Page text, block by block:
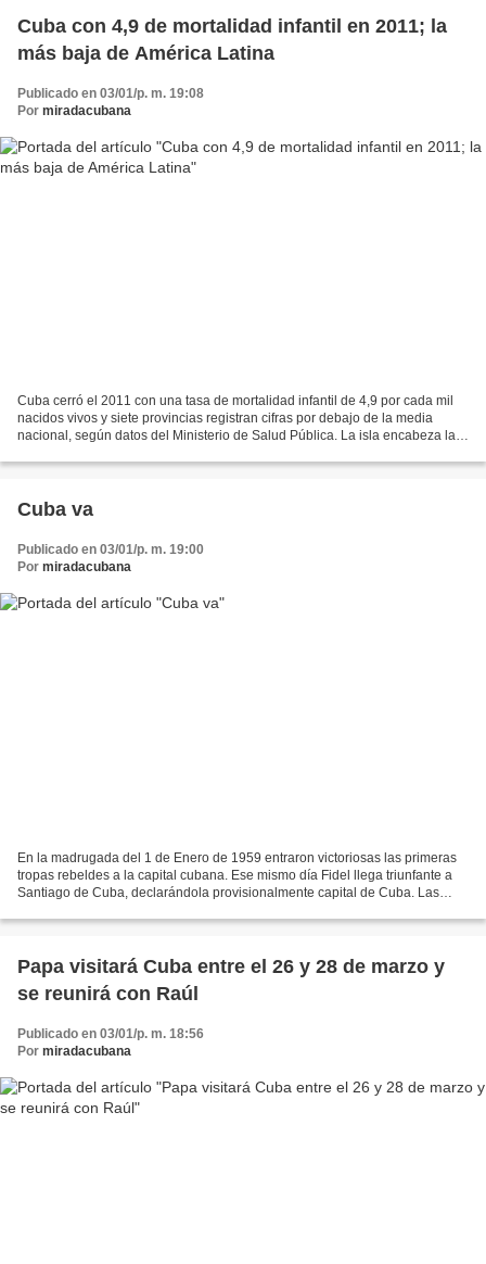
Cuba con 4,9 de mortalidad infantil en 2011; la
más baja de América Latina
Publicado en 03/01/p. m. 19:08
Por miradacubana
Cuba cerró el 2011 con una tasa de mortalidad infantil de 4,9 por cada mil
nacidos vivos y siete provincias registran cifras por debajo de la media
nacional, según datos del Ministerio de Salud Pública. La isla encabeza la
Cuba va
Publicado en 03/01/p. m. 19:00
Por miradacubana
En la madrugada del 1 de Enero de 1959 entraron victoriosas las primeras
tropas rebeldes a la capital cubana. Ese mismo día Fidel llega triunfante a
Santiago de Cuba, declarándola provisionalmente capital de Cuba. Las
Papa visitará Cuba entre el 26 y 28 de marzo y
se reunirá con Raúl
Publicado en 03/01/p. m. 18:56
Por miradacubana